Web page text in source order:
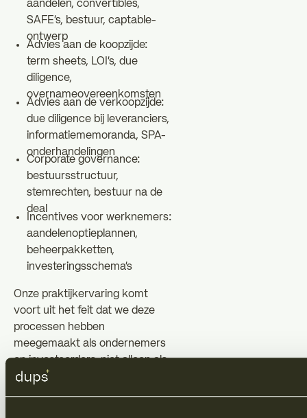
aandelen, convertibles,
SAFE's, bestuur, captable-
ontwerp
Advies aan de koopzijde:
term sheets, LOI's, due
diligence,
overnameovereenkomsten
Advies aan de verkoopzijde:
due diligence bij leveranciers,
informatiememoranda, SPA-
onderhandelingen
Corporate governance:
bestuursstructuur,
stemrechten, bestuur na de
deal
Incentives voor werknemers:
aandelenoptieplannen,
beheerpakketten,
investeringsschema's
Onze praktijkervaring komt
voort uit het feit dat we deze
processen hebben
meegemaakt als ondernemers
en investeerders, niet alleen als
adviseurs.